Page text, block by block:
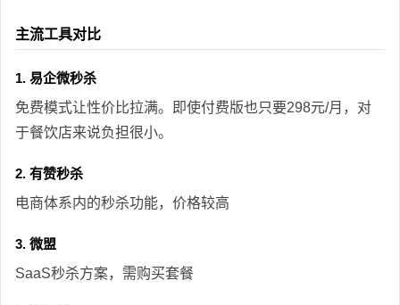
主流工具对比
1. 易企微秒杀
免费模式让性价比拉满。即使付费版也只要298元/月，对
于餐饮店来说负担很小。
2. 有赞秒杀
电商体系内的秒杀功能，价格较高
3. 微盟
SaaS秒杀方案，需购买套餐